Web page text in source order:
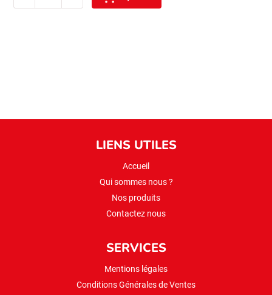
LIENS UTILES
Accueil
Qui sommes nous ?
Nos produits
Contactez nous
SERVICES
Mentions légales
Conditions Générales de Ventes